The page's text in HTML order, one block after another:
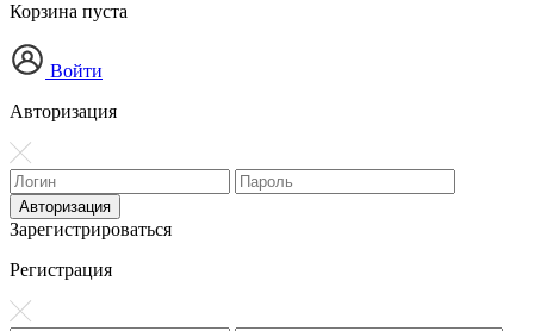
Корзина пуста
Войти
Авторизация
Зарегистрироваться
Регистрация